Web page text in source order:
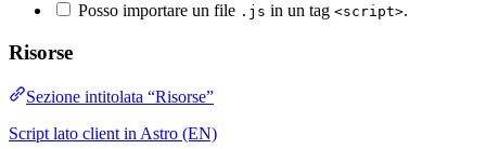
Posso importare un file .js in un tag <script>.
Risorse
Sezione intitolata “Risorse”
Script lato client in Astro (EN)